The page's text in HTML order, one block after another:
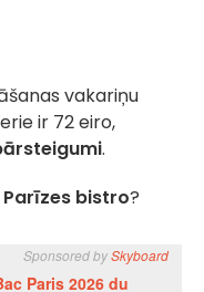
vakariņu
ir 72 eiro,
.
bistro?